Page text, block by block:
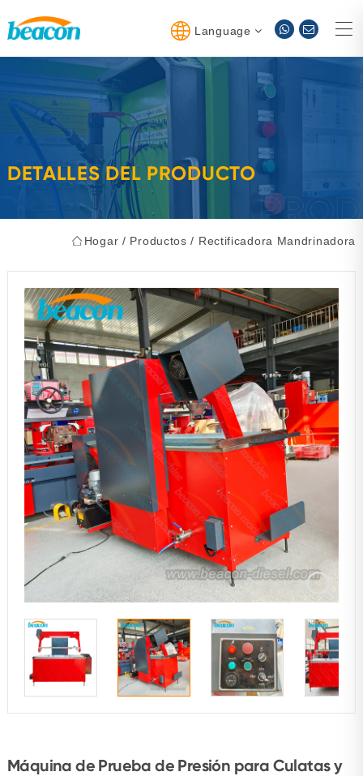
Language
DETALLES DEL PRODUCTO
Hogar / Productos / Rectificadora Mandrinadora
Máquina de Prueba de Presión para Culatas y